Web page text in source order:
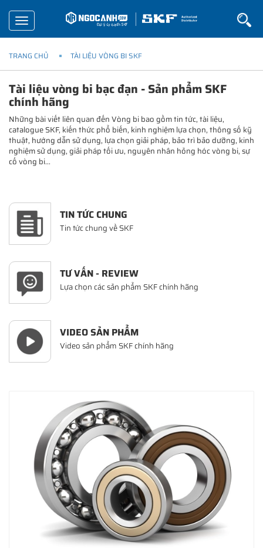
Toggle
navigation
TRANG CHỦ TÀI LIỆU VÒNG BI SKF
Tài liệu vòng bi bạc đạn - Sản phẩm SKF
chính hãng
Những bài viết liên quan đến Vòng bi bao gồm tin tức, tài liệu,
catalogue SKF, kiến thức phổ biến, kinh nghiệm lựa chọn, thông số kỹ
thuật, hướng dẫn sử dụng, lựa chọn giải pháp, bảo trì bảo dưỡng, kinh
nghiệm sử dụng, giải pháp tối ưu, nguyên nhân hỏng hóc vòng bi, sự
cố vòng bi...
TIN TỨC CHUNG
Tin tức chung về SKF
TƯ VẤN - REVIEW
Lựa chọn các sản phẩm SKF chính hãng
VIDEO SẢN PHẨM
Video sản phẩm SKF chính hãng